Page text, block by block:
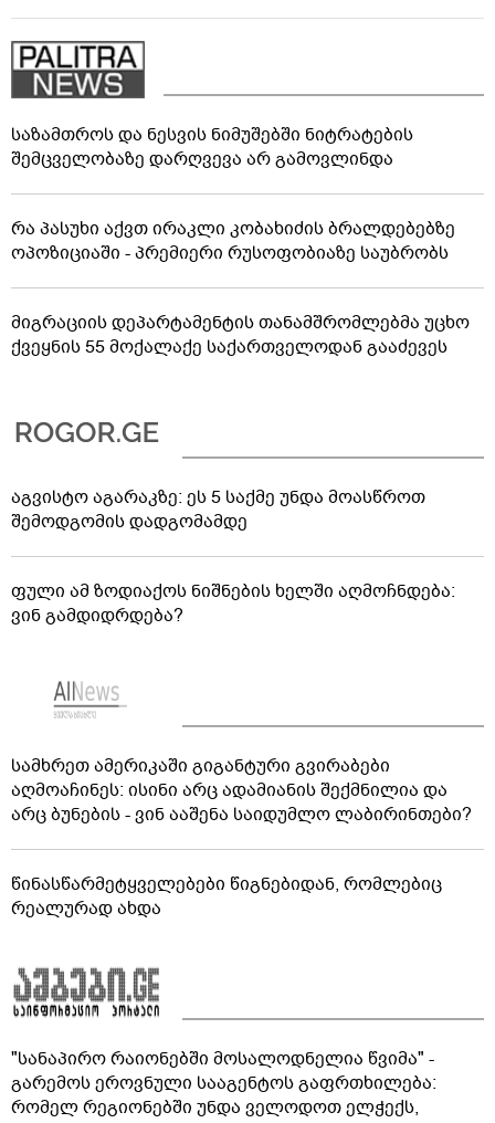
საზამთროს და ნესვის ნიმუშებში ნიტრატების
შემცველობაზე დარღვევა არ გამოვლინდა
რა პასუხი აქვთ ირაკლი კობახიძის ბრალდებებზე
ოპოზიციაში - პრემიერი რუსოფობიაზე საუბრობს
მიგრაციის დეპარტამენტის თანამშრომლებმა უცხო
ქვეყნის 55 მოქალაქე საქართველოდან გააძევეს
აგვისტო აგარაკზე: ეს 5 საქმე უნდა მოასწროთ
შემოდგომის დადგომამდე
ფული ამ ზოდიაქოს ნიშნების ხელში აღმოჩნდება:
ვინ გამდიდრდება?
სამხრეთ ამერიკაში გიგანტური გვირაბები
აღმოაჩინეს: ისინი არც ადამიანის შექმნილია და
არც ბუნების - ვინ ააშენა საიდუმლო ლაბირინთები?
წინასწარმეტყველებები წიგნებიდან, რომლებიც
რეალურად ახდა
"სანაპირო რაიონებში მოსალოდნელია წვიმა" -
გარემოს ეროვნული სააგენტოს გაფრთხილება:
რომელ რეგიონებში უნდა ველოდოთ ელჭექს,